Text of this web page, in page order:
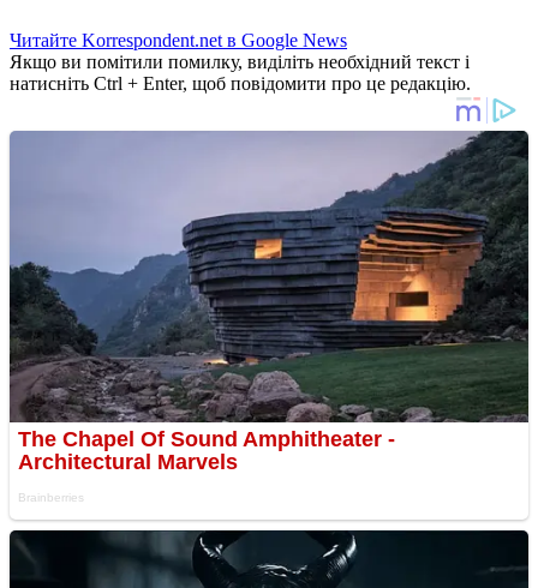
Читайте Korrespondent.net в Google News
Якщо ви помітили помилку, виділіть необхідний текст і
натисніть Ctrl + Enter, щоб повідомити про це редакцію.